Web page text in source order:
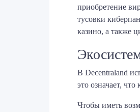
приобретение
тусовки
казино, а также
В Decentraland
это означает,
Чтобы иметь